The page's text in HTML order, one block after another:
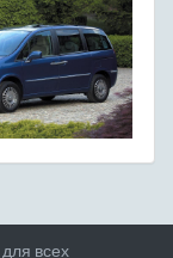
для всех